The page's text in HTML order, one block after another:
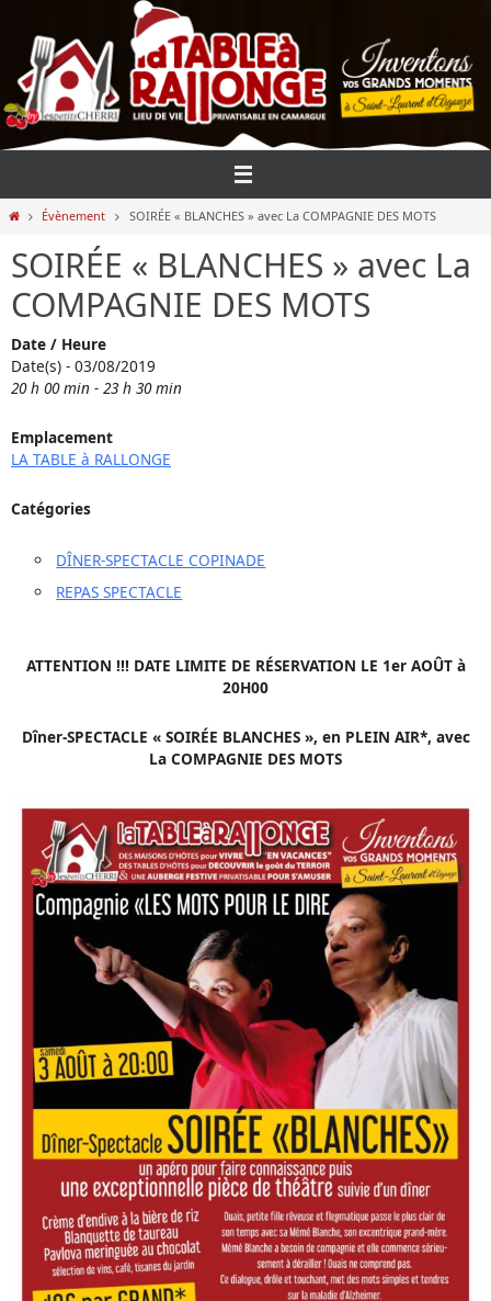
contenu
HomeÉvènement SOIRÉE « BLANCHES » avec La COMPAGNIE DES MOTS
SOIRÉE « BLANCHES » avec La
COMPAGNIE DES MOTS
Date / Heure
Date(s) - 03/08/2019
20 h 00 min - 23 h 30 min
Emplacement
LA TABLE à RALLONGE
Catégories
DÎNER-SPECTACLE COPINADE
REPAS SPECTACLE
ATTENTION !!! DATE LIMITE DE RÉSERVATION LE 1er AOÛT à
20H00
Dîner-SPECTACLE « SOIRÉE BLANCHES », en PLEIN AIR*, avec
La COMPAGNIE DES MOTS